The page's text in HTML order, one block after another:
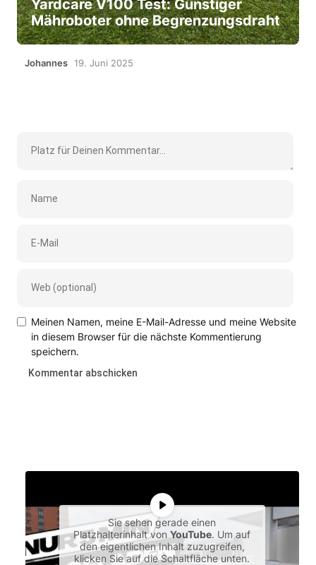
Yardcare V100 Test: Günstiger
Mähroboter ohne Begrenzungsdraht
Johannes 19. Juni 2025
Meinen Namen, meine E-Mail-Adresse und meine Website
in diesem Browser für die nächste Kommentierung
speichern.
Sie sehen gerade einen
Platzhalterinhalt vonYouTube. Um auf
den eigentlichen Inhalt zuzugreifen,
klicken Sie auf die Schaltfläche unten.